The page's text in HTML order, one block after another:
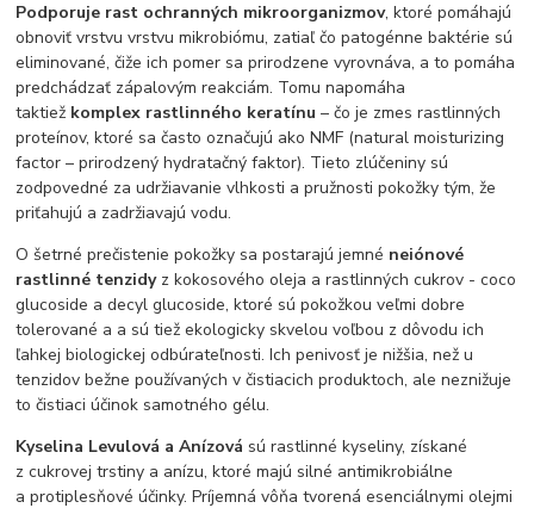
Podporuje rast ochranných mikroorganizmov, ktoré pomáhajú
obnoviť vrstvu vrstvu mikrobiómu, zatiaľ čo patogénne baktérie sú
eliminované, čiže ich pomer sa prirodzene vyrovnáva, a to pomáha
predchádzať zápalovým reakciám. Tomu napomáha
taktiež komplex rastlinného keratínu – čo je zmes rastlinných
proteínov, ktoré sa často označujú ako NMF (natural moisturizing
factor – prirodzený hydratačný faktor). Tieto zlúčeniny sú
zodpovedné za udržiavanie vlhkosti a pružnosti pokožky tým, že
priťahujú a zadržiavajú vodu.
O šetrné prečistenie pokožky sa postarajú jemné neiónové
rastlinné tenzidyz kokosového oleja a rastlinných cukrov - coco
glucoside a decyl glucoside, ktoré sú pokožkou veľmi dobre
tolerované a a sú tiež ekologicky skvelou voľbou z dôvodu ich
ľahkej biologickej odbúrateľnosti. Ich penivosť je nižšia, než u
tenzidov bežne používaných v čistiacich produktoch, ale neznižuje
to čistiaci účinok samotného gélu.
Kyselina Levulová a Anízová sú rastlinné kyseliny, získané
z cukrovej trstiny a anízu, ktoré majú silné antimikrobiálne
a protiplesňové účinky. Príjemná vôňa tvorená esenciálnymi olejmi